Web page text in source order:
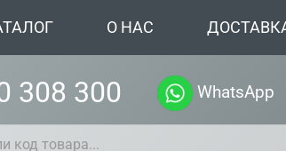
О НАС
308 300 WhatsApp